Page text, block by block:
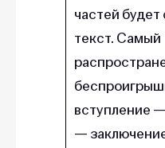
частей
текст. Самый
вступление
—